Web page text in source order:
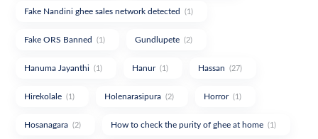
Fake Nandini ghee sales network detected (1)
Fake ORS Banned (1) Gundlupete (2)
Hanuma Jayanthi (1) Hanur (1) Hassan (27)
Hirekolale (1) Holenarasipura (2) Horror (1)
Hosanagara (2) How to check the purity of ghee at home (1)